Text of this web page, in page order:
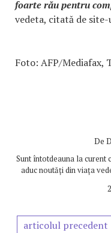
foarte rău pentru
vedeta, citată de
Foto: AFP/Mediafax,
De
Sunt întotdeauna la curent
aduc noutăți din viața
articolul precedent